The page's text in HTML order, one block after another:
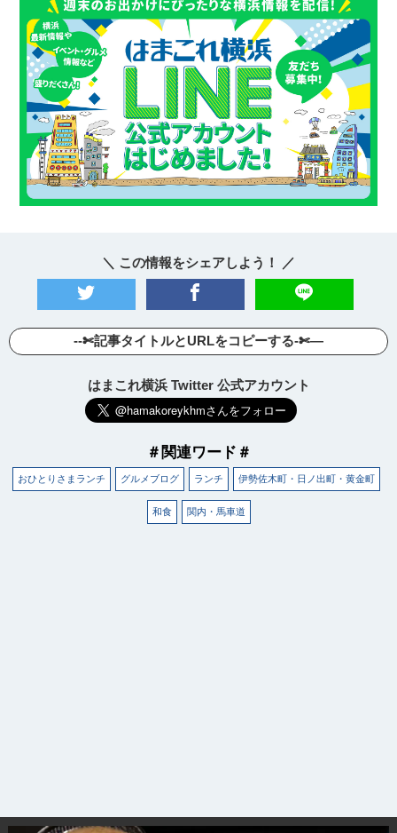
＼ この情報をシェアしよう！ ／
--✄記事タイトルとURLをコピーする-✄—
はまこれ横浜 Twitter 公式アカウント
＃関連ワード＃
おひとりさまランチ グルメブログ ランチ 伊勢佐木町・日ノ出町・黄金町
和食 関内・馬車道